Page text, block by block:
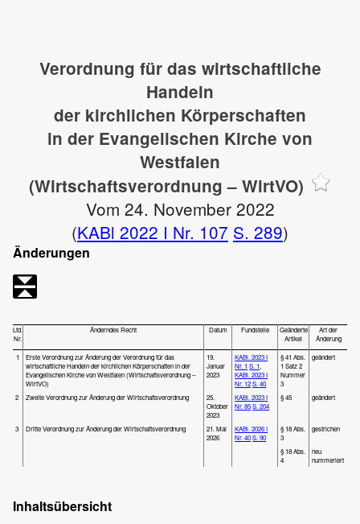
Verordnung für das wirtschaftliche
Handeln
der kirchlichen Körperschaften
in der Evangelischen Kirche von
Westfalen
(Wirtschaftsverordnung – WirtVO)
Vom 24. November 2022
(KABl 2022 I Nr. 107 S. 289)
Änderungen
Lfd.
Nr.
Änderndes Recht Datum Fundstelle
Geänderte
Artikel
Art der
Änderung
1
Erste Verordnung zur Änderung der Verordnung für das
wirtschaftliche Handeln der kirchlichen Körperschaften in der
Evangelischen Kirche von Westfalen (Wirtschaftsverordnung –
WirtVO)
19.
Januar
2023
KABl. 2023 I
Nr. 1 S. 1
KABl. 2023 I
Nr. 12S. 40
§ 41 Abs.
1 Satz 2
Nummer
3
geändert
2 Zweite Verordnung zur Änderung der Wirtschaftsverordnung
25.
Oktober
2023
KABl. 2023 I
Nr. 85S. 204
§ 45 geändert
3 Dritte Verordnung zur Änderung der Wirtschaftsverordnung
21. Mai
2026
KABl. 2026 I
Nr. 40S. 90
§ 18 Abs.
3
gestrichen
§ 18 Abs.
4
neu
nummeriert
Inhaltsübersicht